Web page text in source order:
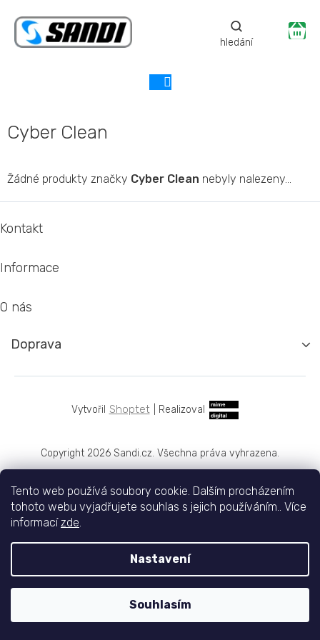
Tento web používá soubory cookie. Dalším procházením
tohoto webu vyjadřujete souhlas s jejich používáním.. Více
informacízde.
Nastavení
Souhlasím
obsah
Cyber Clean
Žádné produkty značky Cyber Clean nebyly nalezeny...
á
t
Kontakt
Informace
O nás
Doprava
Shoptet Realizoval
Copyright 2026 Sandi.cz. Všechna práva vyhrazena.